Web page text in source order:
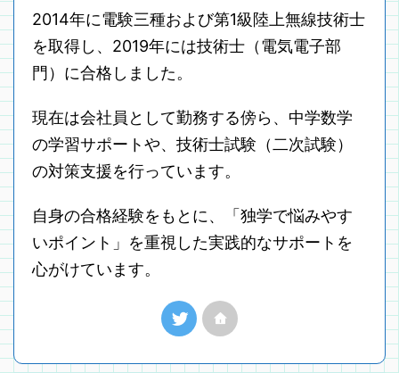
2014年に電験三種および第1級陸上無線技術士
を取得し、2019年には技術士（電気電子部
門）に合格しました。
現在は会社員として勤務する傍ら、中学数学
の学習サポートや、技術士試験（二次試験）
の対策支援を行っています。
自身の合格経験をもとに、「独学で悩みやす
いポイント」を重視した実践的なサポートを
心がけています。